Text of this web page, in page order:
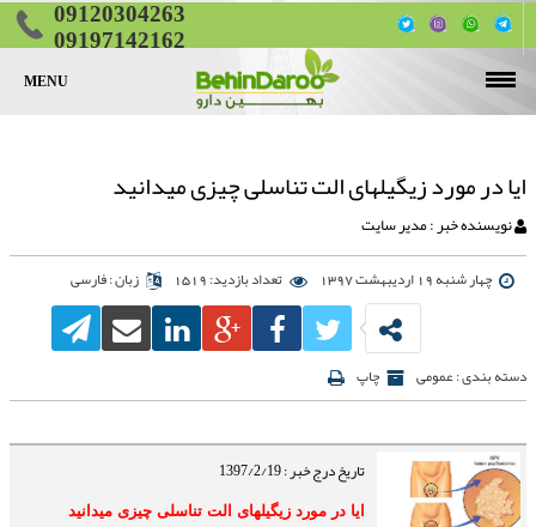
09120304263
09197142162
MENU
قرص لاغری
قرص چربی سوز شکم و پهلو
قرص کاهش اشتها
قرص چاقی
قرص چاقی پایین تنه (ران و باسن)
قرص چاقی صورت
قرص تقویت جنسی
تناسب اندام
ایا در مورد زیگیلهای الت تناسلی چیزی میدانید
نویسنده خبر : مدیر سایت
چهار شنبه 19 اردیبهشت 1397 تعداد بازدید: 1519 زبان : فارسی
چاپ دسته بندی : عمومی
تاریخ درج خبر : 1397/2/19
ایا در مورد زیگیلهای الت تناسلی چیزی میدانید